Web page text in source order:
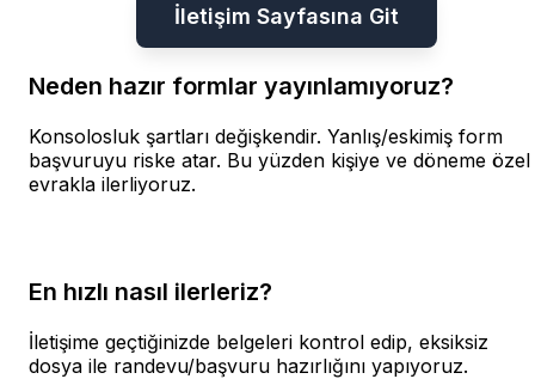
İletişim Sayfasına Git
Neden hazır formlar yayınlamıyoruz?
Konsolosluk şartları değişkendir. Yanlış/eskimiş form
başvuruyu riske atar. Bu yüzden kişiye ve döneme özel
evrakla ilerliyoruz.
En hızlı nasıl ilerleriz?
İletişime geçtiğinizde belgeleri kontrol edip, eksiksiz
dosya ile randevu/başvuru hazırlığını yapıyoruz.